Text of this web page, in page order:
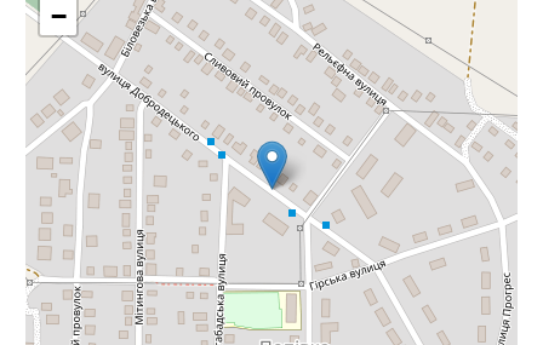
−